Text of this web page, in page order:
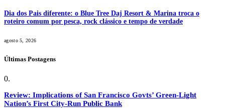
Dia dos Pais diferente: o Blue Tree Daj Resort & Marina troca o
roteiro comum por pesca, rock clássico e tempo de verdade
agosto 5, 2026
Últimas Postagens
Review: Implications of San Francisco Govts’ Green-Light
Nation’s First City-Run Public Bank